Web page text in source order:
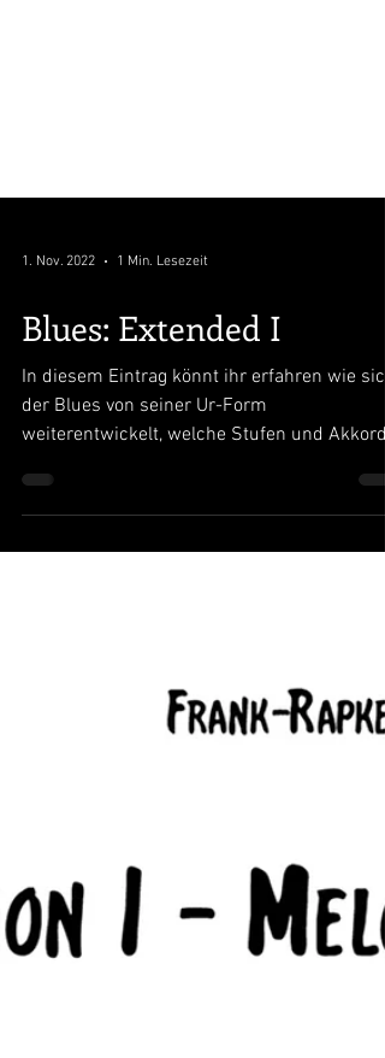
1. Nov. 2022 1 Min. Lesezeit
Blues: Extended I
In diesem Eintrag könnt ihr erfahren wie sich
weiterentwickelt, welche Stufen und Akkorde
hier eingefügt...